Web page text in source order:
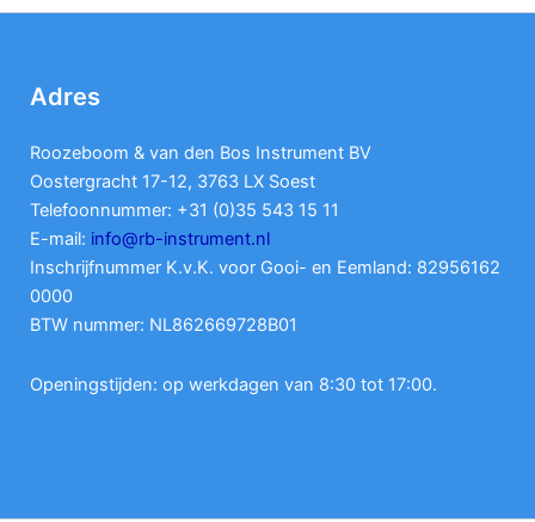
Adres
Roozeboom & van den Bos Instrument BV
Oostergracht 17-12, 3763 LX Soest
Telefoonnummer: +31 (0)35 543 15 11
E-mail: info@rb-instrument.nl
Inschrijfnummer K.v.K. voor Gooi- en Eemland: 82956162
0000
BTW nummer: NL862669728B01
Openingstijden: op werkdagen van 8:30 tot 17:00.